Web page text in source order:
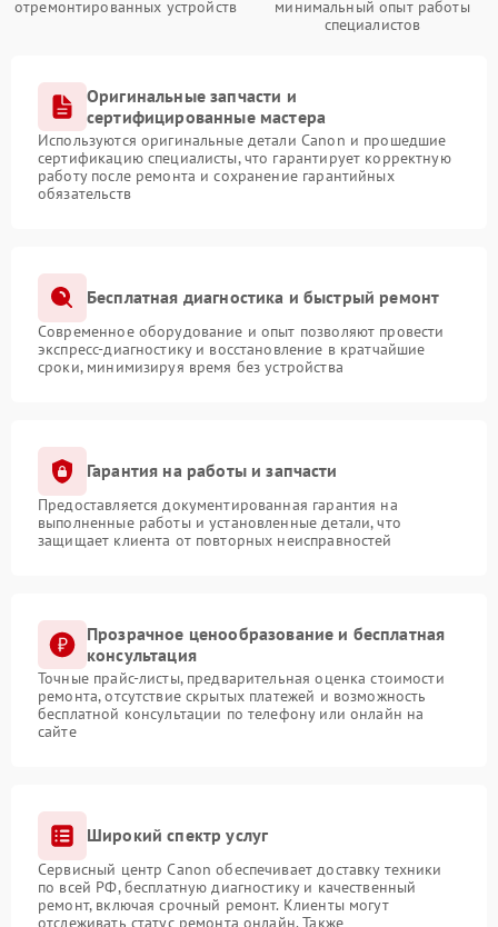
отремонтированных устройств
минимальный опыт работы
специалистов
Оригинальные запчасти и
сертифицированные мастера
Используются оригинальные детали Canon и прошедшие
сертификацию специалисты, что гарантирует корректную
работу после ремонта и сохранение гарантийных
обязательств
Бесплатная диагностика и быстрый ремонт
Современное оборудование и опыт позволяют провести
экспресс-диагностику и восстановление в кратчайшие
сроки, минимизируя время без устройства
Гарантия на работы и запчасти
Предоставляется документированная гарантия на
выполненные работы и установленные детали, что
защищает клиента от повторных неисправностей
Прозрачное ценообразование и бесплатная
консультация
Точные прайс-листы, предварительная оценка стоимости
ремонта, отсутствие скрытых платежей и возможность
бесплатной консультации по телефону или онлайн на
сайте
Широкий спектр услуг
Сервисный центр Canon обеспечивает доставку техники
по всей РФ, бесплатную диагностику и качественный
ремонт, включая срочный ремонт. Клиенты могут
отслеживать статус ремонта онлайн. Также